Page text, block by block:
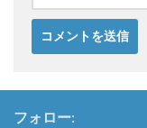
フォロー: